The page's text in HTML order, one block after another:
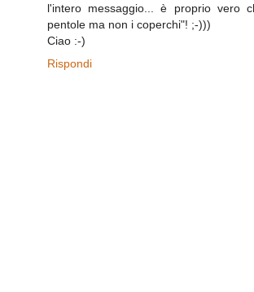
l'intero messaggio... è proprio vero
pentole ma non i coperchi"! ;-)))
Ciao :-)
Rispondi